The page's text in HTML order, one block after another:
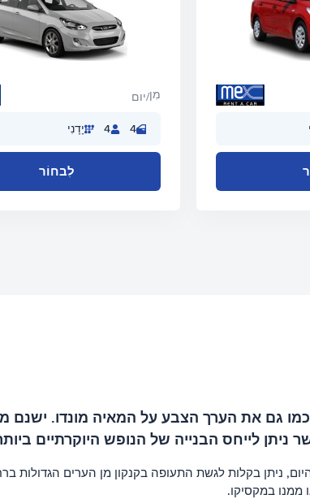
מִן/יום
4
4 יָדָנִי
לִבחוֹר
גם את הערך הצבע על המאיה מונדו. ישנם
לייחס הבנייה של הנופש היוקרתיים
היום, ניתן בקלות לגשת התעופה בקנקון מן הערים
ממנו במקסיקו.